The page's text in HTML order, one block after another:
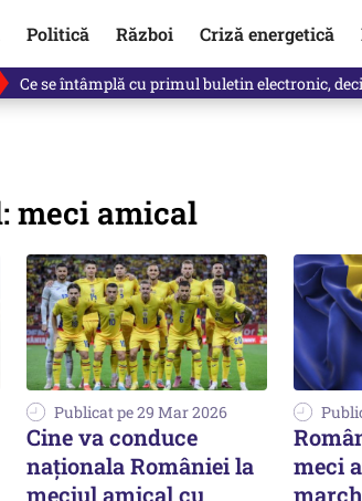
Politică Război Criză energetică
Ce se întâmplă cu primul buletin electronic,
meci amical
Publicat pe 29 Mar 2026
Cine va conduce
naţionala României la
meciul amical cu
meci